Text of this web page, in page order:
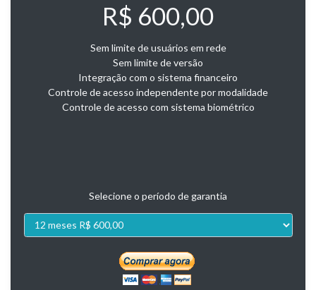
R$ 600,00
Sem limite de usuários em rede
Sem limite de versão
Integração com o sistema financeiro
Controle de acesso independente por modalidade
Controle de acesso com sistema biométrico
Selecione o período de garantia